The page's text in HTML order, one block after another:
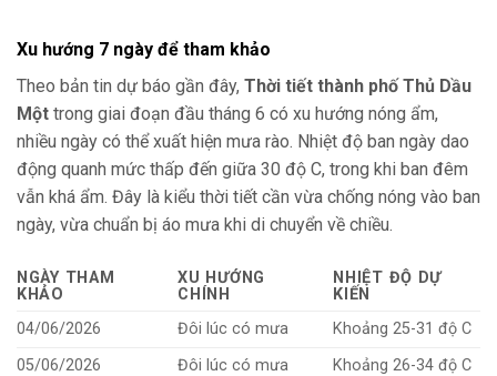
Xu hướng 7 ngày để tham khảo
Theo bản tin dự báo gần đây, Thời tiết thành phố Thủ Dầu
Một trong giai đoạn đầu tháng 6 có xu hướng nóng ẩm,
nhiều ngày có thể xuất hiện mưa rào. Nhiệt độ ban ngày dao
động quanh mức thấp đến giữa 30 độ C, trong khi ban đêm
vẫn khá ẩm. Đây là kiểu thời tiết cần vừa chống nóng vào ban
ngày, vừa chuẩn bị áo mưa khi di chuyển về chiều.
NGÀY THAM
KHẢO
XU HƯỚNG
CHÍNH
NHIỆT ĐỘ DỰ
KIẾN
04/06/2026
Đôi lúc có mưa
Khoảng 25-31 độ C
05/06/2026
Đôi lúc có mưa Khoảng 26-34 độ C